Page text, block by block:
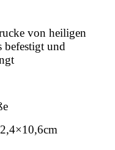
von heiligen
befestigt und